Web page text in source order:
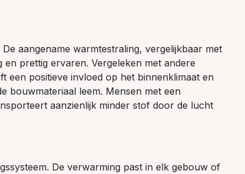
aangename warmtestraling, vergelijkbaar met
prettig ervaren. Vergeleken met andere
een positieve invloed op het binnenklimaat en
bouwmateriaal leem. Mensen met een
aanzienlijk minder stof door de lucht
De verwarming past in elk gebouw of